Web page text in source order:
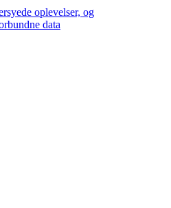
oplevelser, og
data